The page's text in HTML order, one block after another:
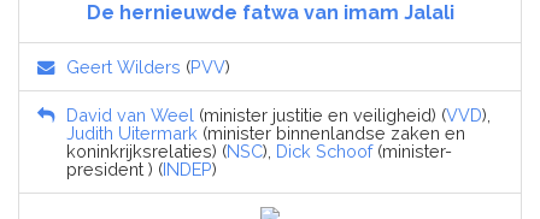
De hernieuwde fatwa van imam Jalali
Geert Wilders (PVV)
David van Weel (minister justitie en veiligheid) (VVD),
Judith Uitermark (minister binnenlandse zaken en
koninkrijksrelaties) (NSC), Dick Schoof(minister-
president ) (INDEP)